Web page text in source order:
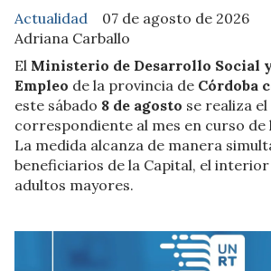
Adriana Carballo
Actualidad 07 de agosto de 2026
El Ministerio de Desarrollo Social
Empleo de la provincia de Córdoba
este sábado 8 de agosto se realiza
correspondiente al mes en curso de
La medida alcanza de manera
beneficiarios de la Capital, el
adultos mayores.